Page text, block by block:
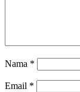
Nama *
Email *